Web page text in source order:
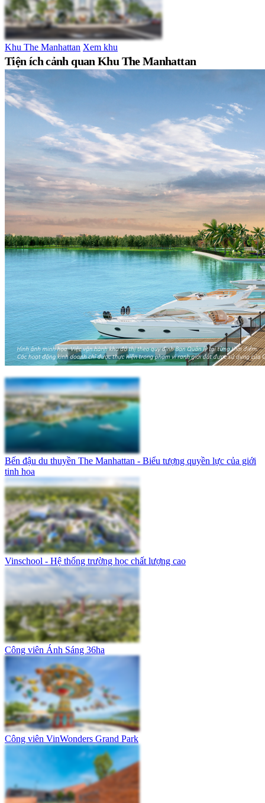
Khu The Manhattan Xem khu
Tiện ích cảnh quan Khu The Manhattan
Bến đậu du thuyền The Manhattan - Biểu tượng quyền lực của giới
tinh hoa
Vinschool - Hệ thống trường học chất lượng cao
Công viên Ánh Sáng 36ha
Công viên VinWonders Grand Park